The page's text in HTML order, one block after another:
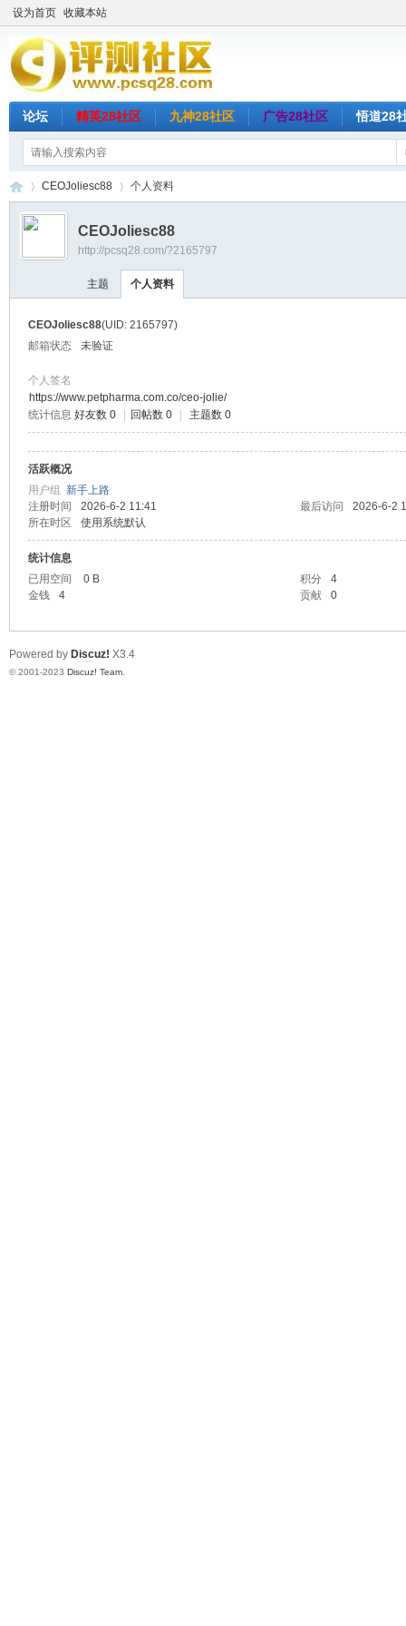
设为首页 收藏本站
论坛 精英28社区 九神28社区 广告28社区 悟道28
›
CEOJoliesc88 个人资料
CEOJoliesc88
http://pcsq28.com/?2165797
主题 个人资料
CEOJoliesc88(UID: 2165797)
邮箱状态
未验证
个人签名
https://www.petpharma.com.co/ceo-jolie/
统计信息 好友数 0 回帖数 0 主题数 0
活跃概况
用户组 新手上路
注册时间
2026-6-2 11:41 最后访问
2026-6-2
所在时区
使用系统默认
统计信息
已用空间
0 B 积分
4
金钱
4 贡献 0
Powered by Discuz! X3.4
© 2001-2023 Discuz! Team